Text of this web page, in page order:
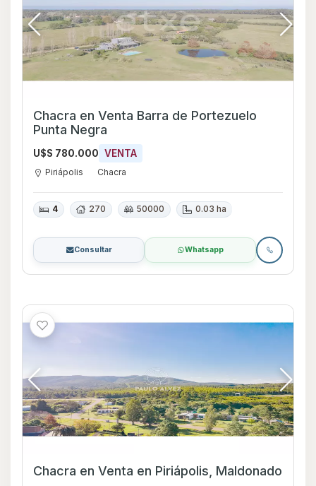
Chacra en Venta Barra de Portezuelo
Punta Negra
U$S 780.000 VENTA
Piriápolis Chacra
4 270 50000 0.03 ha
Consultar Whatsapp
Chacra en Venta en Piriápolis, Maldonado